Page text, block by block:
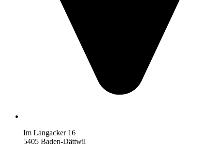
Im Langacker 16
5405 Baden-Dättwil